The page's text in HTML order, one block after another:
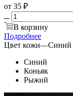
от 35 ₽
В корзину
Подробнее
Цвет кожи—Синий
Синий
Коньяк
Рыжий